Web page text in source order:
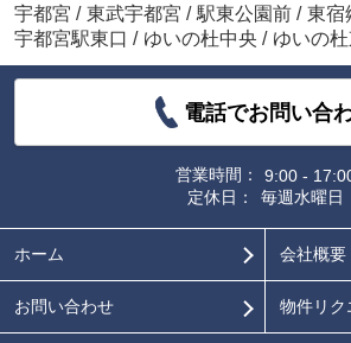
宇都宮 / 東武宇都宮 / 駅東公園前 / 東宿
宇都宮駅東口 / ゆいの杜中央 / ゆいの
電話でお問い合
営業時間：
9:00 -
定休日：
毎週水曜日
ホーム 会社概要
お問い合わせ 物件リク